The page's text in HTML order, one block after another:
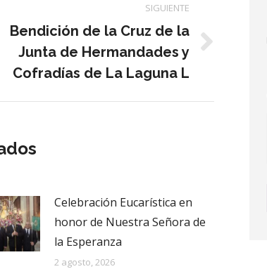
SIGUIENTE
Bendición de la Cruz de la
Junta de Hermandades y
Cofradías de La Laguna L
Celebración Eucarística en
honor de Nuestra Señora de
la Esperanza
2 agosto, 2026